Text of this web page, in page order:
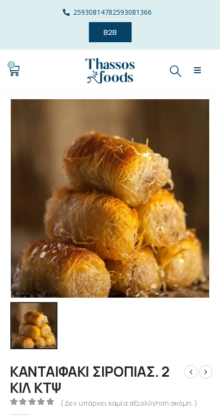
25930814782593081366
B2B
0
ΚΑΝΤΑΙΦΑΚΙ ΣΙΡΟΠΙΑΣ. 2
ΚΙΛ ΚΤΨ
0out of 5
( Δεν υπάρχει καμία αξιολόγηση ακόμη. )